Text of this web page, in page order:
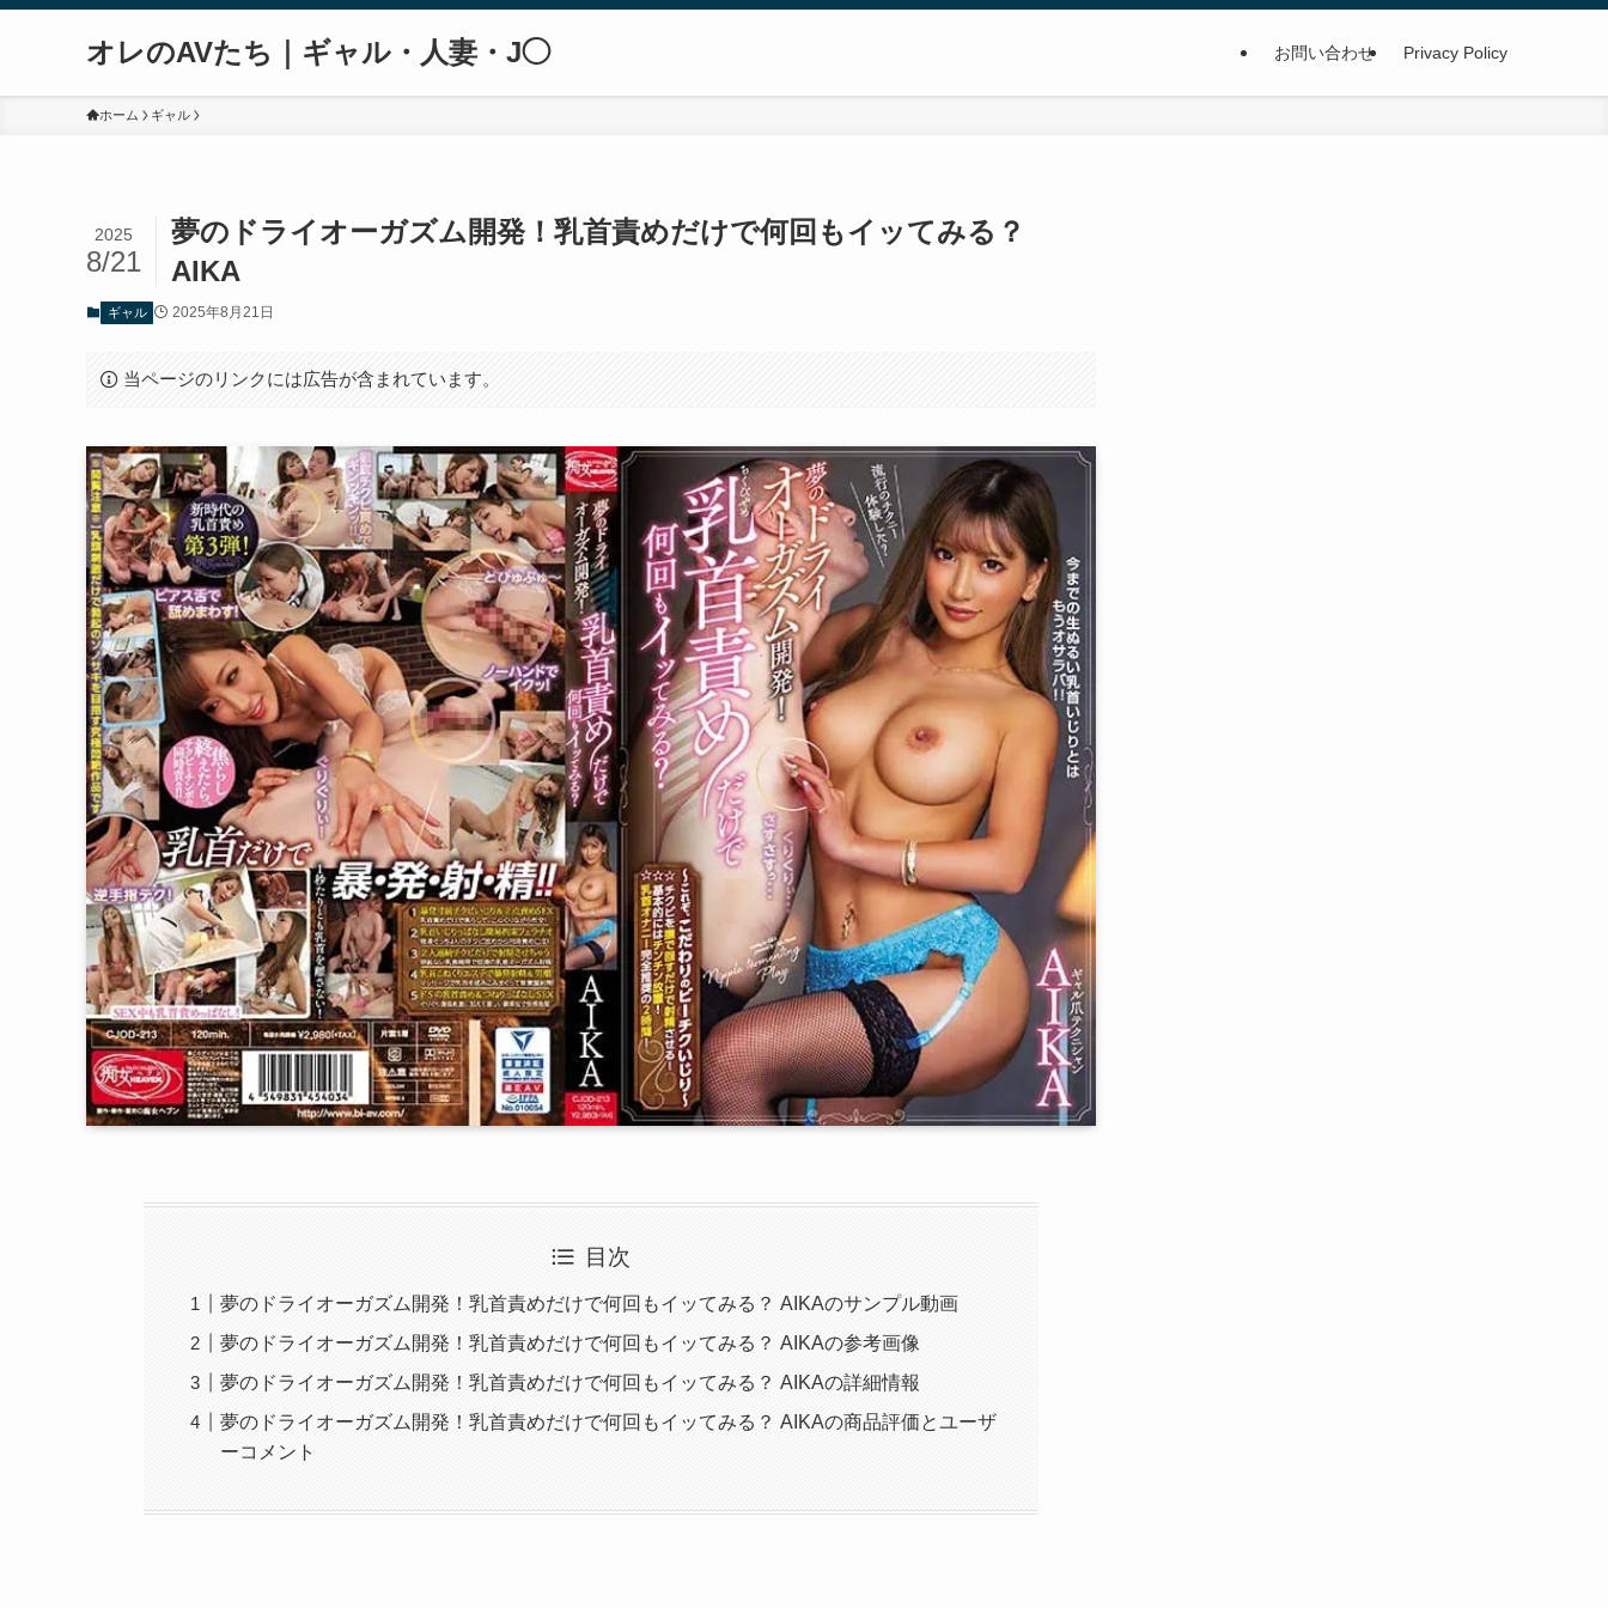
オレのAVたち｜ギャル・人妻・J◯ お問い合わせ Privacy Policy
ホーム ギャル
夢のドライオーガズム開発！乳首責めだけで何回もイッてみる？
AIKA
2025
8/21
ギャル 2025年8月21日
当ページのリンクには広告が含まれています。
目次
夢のドライオーガズム開発！乳首責めだけで何回もイッてみる？ AIKAのサンプル動画
夢のドライオーガズム開発！乳首責めだけで何回もイッてみる？ AIKAの参考画像
夢のドライオーガズム開発！乳首責めだけで何回もイッてみる？ AIKAの詳細情報
夢のドライオーガズム開発！乳首責めだけで何回もイッてみる？ AIKAの商品評価とユーザ
ーコメント